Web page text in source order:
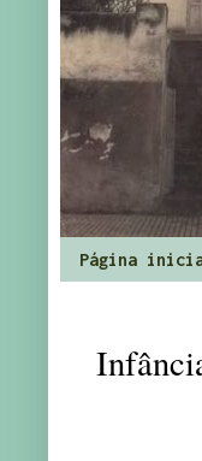
Página